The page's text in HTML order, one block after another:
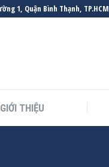
1, Quận Bình Thạnh, TP.HCM
GIỚI THIỆU